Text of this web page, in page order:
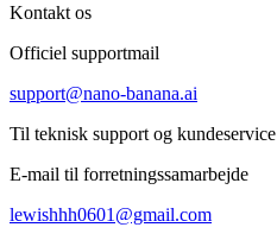
Kontakt os
Officiel supportmail
support@nano-banana.ai
Til teknisk support og kundeservice
E-mail til forretningssamarbejde
lewishhh0601@gmail.com